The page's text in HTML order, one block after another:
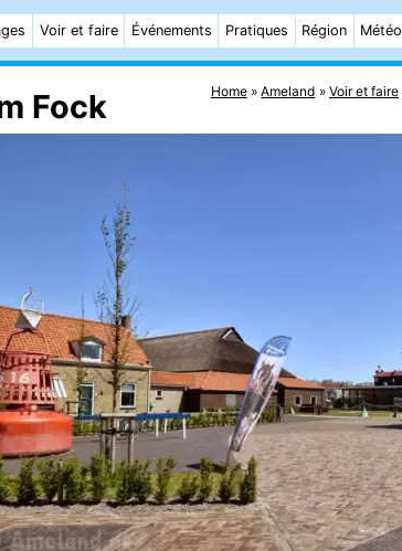
Voir et faire Événements Pratiques Région Météo
Home Ameland Voir et faire
Fock